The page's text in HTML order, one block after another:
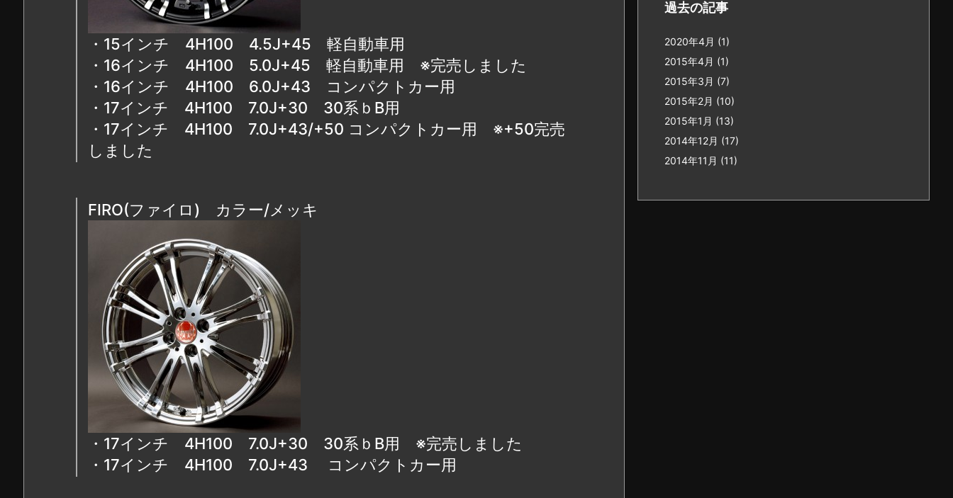
・15インチ 4H100 4.5J+45 軽自動車用
・16インチ 4H100 5.0J+45 軽自動車用 ※完売しました
・16インチ 4H100 6.0J+43 コンパクトカー用
・17インチ 4H100 7.0J+30 30系ｂB用
・17インチ 4H100 7.0J+43/+50 コンパクトカー用 ※+50完売
しました
FIRO(ファイロ) カラー/メッキ
・17インチ 4H100 7.0J+30 30系ｂB用 ※完売しました
・17インチ 4H100 7.0J+43 コンパクトカー用
過去の記事
2020年4月 (1)
2015年4月 (1)
2015年3月 (7)
2015年2月 (10)
2015年1月 (13)
2014年12月 (17)
2014年11月 (11)